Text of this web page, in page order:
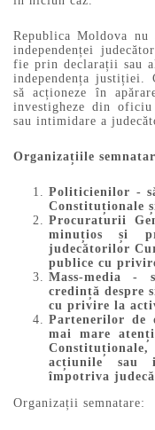
Republica Moldova
independenței
fie prin declarații sau
independența justiției.
să acționeze în
investigheze din
sau intimidare a
Organizațiile
Politicienilor -
Constituționale
Procuraturii
minuțios și
judecătorilor
publice cu
Mass-media -
credință despre
cu privire la
Partenerilor de
mai mare
acțiunile sau
împotriva
Organizații semnatare: